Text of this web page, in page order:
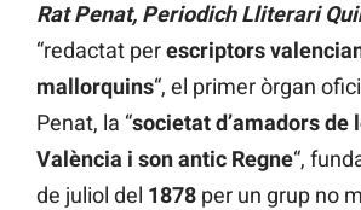
Rat Penat, Periodich Lliterari
“redactat perescriptors
mallorquins“, el primer òrgan
Penat, la “societat d’amadors de
València i son antic Regne“,
de juliol del 1878 per un grup no